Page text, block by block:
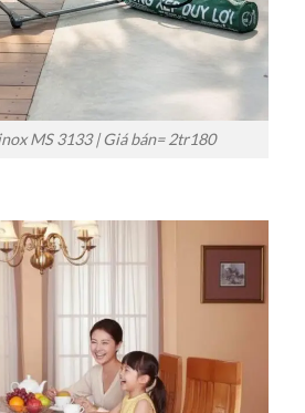
MS 3133 | Giá bán= 2tr180